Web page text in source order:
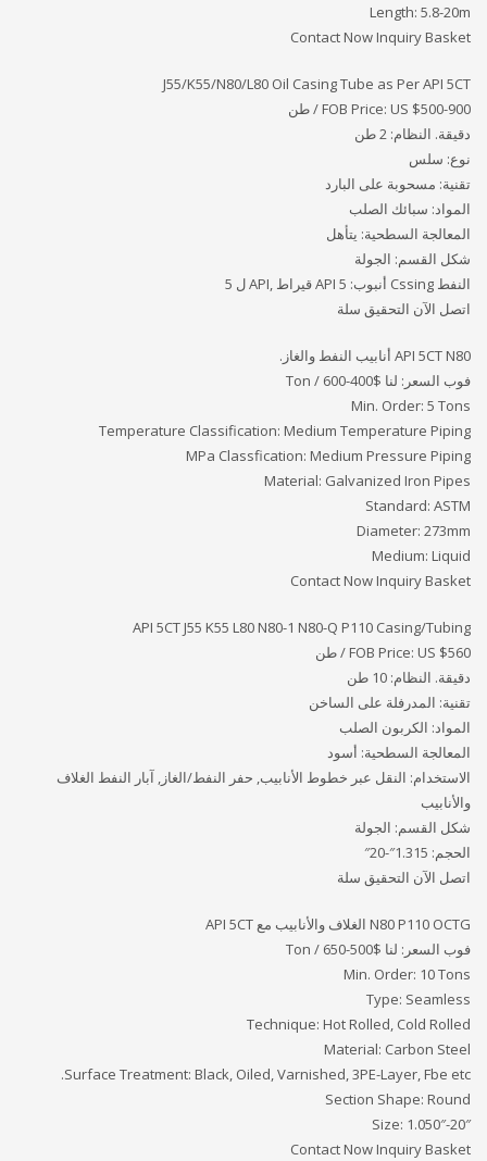
Length: 5.8-20m
Contact Now Inquiry Basket
J55/K55/N80/L80 Oil Casing Tube as Per API 5CT
FOB Price: US $500-900 / طن
دقيقة. النظام: 2 طن
نوع: سلس
تقنية: مسحوبة على البارد
المواد: سبائك الصلب
المعالجة السطحية: يتأهل
شكل القسم: الجولة
النفط Cssing أنبوب: API 5 قيراط ,API ل 5
اتصل الآن التحقيق سلة
API 5CT N80 أنابيب النفط والغاز.
فوب السعر: لنا $400-600 / Ton
Min. Order: 5 Tons
Temperature Classification: Medium Temperature Piping
MPa Classfication: Medium Pressure Piping
Material: Galvanized Iron Pipes
Standard: ASTM
Diameter: 273mm
Medium: Liquid
Contact Now Inquiry Basket
API 5CT J55 K55 L80 N80-1 N80-Q P110 Casing/Tubing
FOB Price: US $560 / طن
دقيقة. النظام: 10 طن
تقنية: المدرفلة على الساخن
المواد: الكربون الصلب
المعالجة السطحية: أسود
الاستخدام: النقل عبر خطوط الأنابيب, حفر النفط/الغاز, آبار النفط الغلاف
والأنابيب
شكل القسم: الجولة
الحجم: 1.315″-20″
اتصل الآن التحقيق سلة
N80 P110 OCTG الغلاف والأنابيب مع API 5CT
فوب السعر: لنا $500-650 / Ton
Min. Order: 10 Tons
Type: Seamless
Technique: Hot Rolled, Cold Rolled
Material: Carbon Steel
Surface Treatment: Black, Oiled, Varnished, 3PE-Layer, Fbe etc.
Section Shape: Round
Size: 1.050″-20″
Contact Now Inquiry Basket